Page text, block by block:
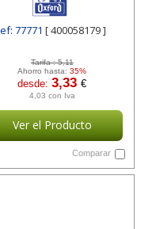
77771[ 400058179 ]
Tarifa :5,11
Ahorro hasta:35%
desde:3,33€
4,03 con Iva
Ver el Producto
Comparar